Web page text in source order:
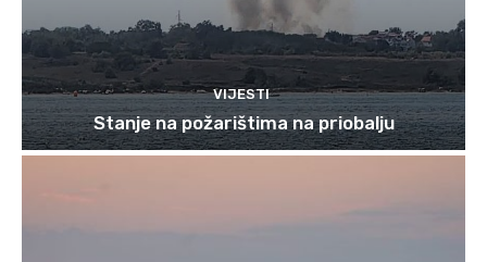
VIJESTI
Stanje na požarištima na priobalju